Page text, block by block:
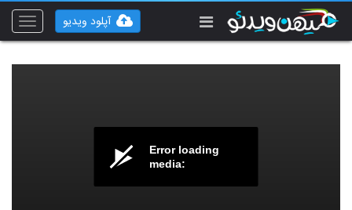
Toggle
آپلود ویدیو
Error loading
media: